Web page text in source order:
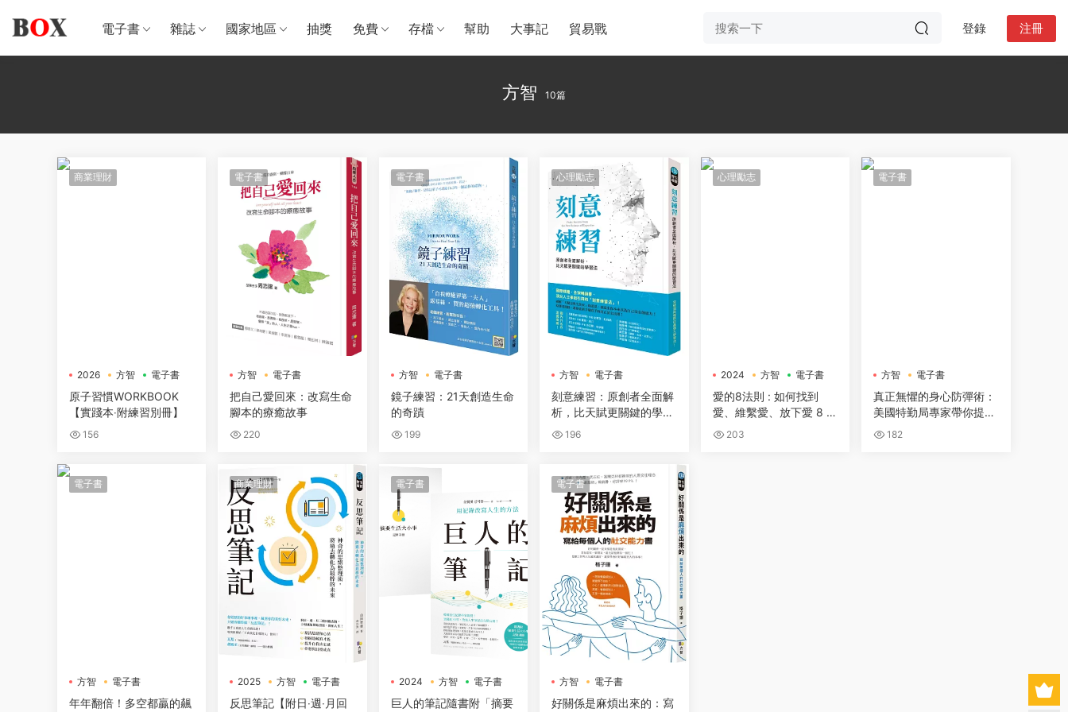
電子書 雜誌 國家地區 抽獎 免費 存檔 幫助 大事記 貿易戰 登錄 注冊
方智 10篇
商業理財
2026 方智 電子書
原子習慣WORKBOOK
【實踐本‧附練習別冊】
156
電子書
方智 電子書
把自己愛回來：改寫生命
腳本的療癒故事
220
電子書
方智 電子書
鏡子練習：21天創造生命
的奇蹟
199
心理勵志
方智 電子書
刻意練習：原創者全面解
析，比天賦更關鍵的學習
法 196
心理勵志
2024 方智 電子書
愛的8法則 : 如何找到
愛、維繫愛、放下愛 8 ru
les of love : how to find
203
電子書
方智 電子書
真正無懼的身心防彈術：
美國特勤局專家帶你提升
心理素質，面對各種挑戰
182
電子書
方智 電子書
年年翻倍！多空都贏的飆
商業理財
2025 方智 電子書
反思筆記【附日‧週‧月回
電子書
2024 方智 電子書
巨人的筆記隨書附「摘要
電子書
方智 電子書
好關係是麻煩出來的：寫